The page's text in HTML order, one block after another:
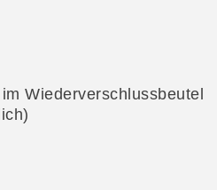
Wiederverschlussbeutel